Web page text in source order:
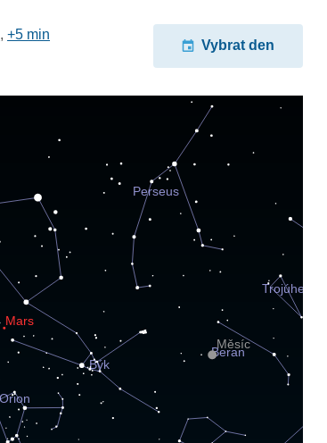
,+5 min
Vybrat den